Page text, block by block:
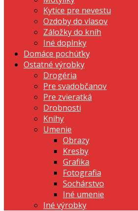
Kytice pre nevestu
Ozdoby do vlasov
Záložky do kníh
Iné doplnky
Domáce pochúťky
Ostatné výrobky
Drogéria
Pre svadobčanov
Pre zvieratká
Drobnosti
Knihy
Umenie
Obrazy
Kresby
Grafika
Fotografia
Sochárstvo
Iné umenie
Iné výrobky